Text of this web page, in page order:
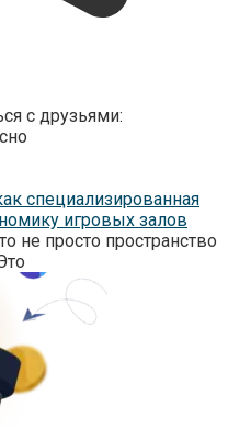
с друзьями:
специализированная
игровых залов
не просто пространство